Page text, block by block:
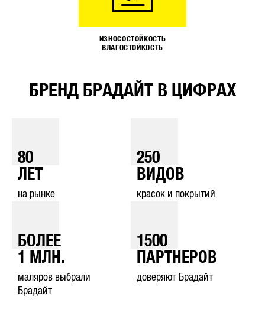
ИЗНОСОСТОЙКОСТЬ
ВЛАГОСТОЙКОСТЬ
БРЕНД БРАДАЙТ В ЦИФРАХ
80
ЛЕТ
на рынке
250
ВИДОВ
красок и покрытий
БОЛЕЕ
1
МЛН.
маляров выбрали
Брадайт
1500
ПАРТНЕРОВ
доверяют Брадайт